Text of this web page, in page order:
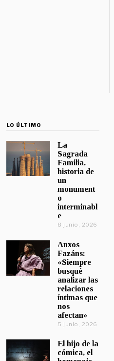
LO ÚLTIMO
La
Sagrada
Familia,
historia de
un
monument
o
interminabl
e
8 junio, 2026
Anxos
Fazáns:
«Siempre
busqué
analizar las
relaciones
íntimas que
nos
afectan»
5 junio, 2026
El hijo de la
cómica, el